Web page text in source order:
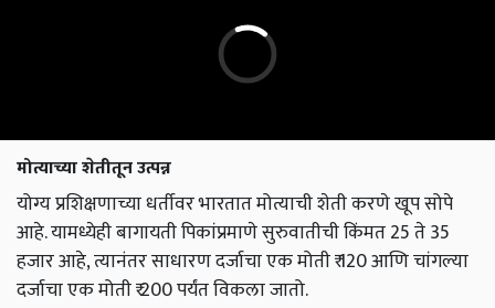
मोत्याच्या शेतीतून उत्पन्न
योग्य प्रशिक्षणाच्या धर्तीवर भारतात मोत्याची शेती करणे खूप सोपे
आहे. यामध्येही बागायती पिकांप्रमाणे सुरुवातीची किंमत 25 ते 35
हजार आहे, त्यानंतर साधारण दर्जाचा एक मोती ₹ 120 आणि चांगल्या
दर्जाचा एक मोती ₹ 200 पर्यंत विकला जातो.